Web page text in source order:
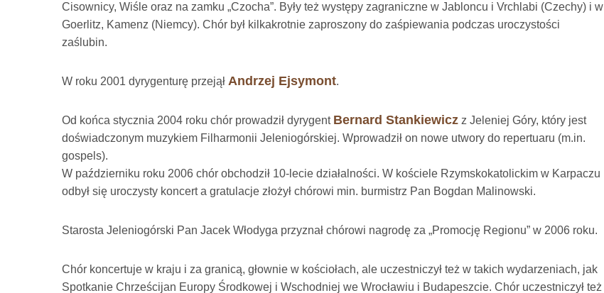
Cisownicy, Wiśle oraz na zamku „Czocha”. Były też występy zagraniczne w Jabloncu i Vrchlabi (Czechy) i w
Goerlitz, Kamenz (Niemcy). Chór był kilkakrotnie zaproszony do zaśpiewania podczas uroczystości
zaślubin.
W roku 2001 dyrygenturę przejął Andrzej Ejsymont.
Od końca stycznia 2004 roku chór prowadził dyrygent Bernard Stankiewicz z Jeleniej Góry, który jest
doświadczonym muzykiem Filharmonii Jeleniogórskiej. Wprowadził on nowe utwory do repertuaru (m.in.
gospels).
W październiku roku 2006 chór obchodził 10-lecie działalności. W kościele Rzymskokatolickim w Karpaczu
odbył się uroczysty koncert a gratulacje złożył chórowi min. burmistrz Pan Bogdan Malinowski.
Starosta Jeleniogórski Pan Jacek Włodyga przyznał chórowi nagrodę za „Promocję Regionu” w 2006 roku.
Chór koncertuje w kraju i za granicą, głownie w kościołach, ale uczestniczył też w takich wydarzeniach, jak
Spotkanie Chrześcijan Europy Środkowej i Wschodniej we Wrocławiu i Budapeszcie. Chór uczestniczył też